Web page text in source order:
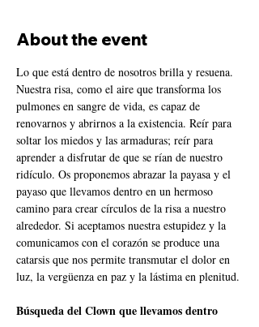
About the event
Lo que está dentro de nosotros brilla y resuena.
Nuestra risa, como el aire que transforma los
pulmones en sangre de vida, es capaz de
renovarnos y abrirnos a la existencia. Reír para
soltar los miedos y las armaduras; reír para
aprender a disfrutar de que se rían de nuestro
ridículo. Os proponemos abrazar la payasa y el
payaso que llevamos dentro en un hermoso
camino para crear círculos de la risa a nuestro
alrededor. Si aceptamos nuestra estupidez y la
comunicamos con el corazón se produce una
catarsis que nos permite transmutar el dolor en
luz, la vergüenza en paz y la lástima en plenitud.
Búsqueda del Clown que llevamos dentro